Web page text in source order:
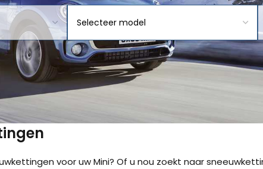
voor uw Mini? Of u nou zoekt naar